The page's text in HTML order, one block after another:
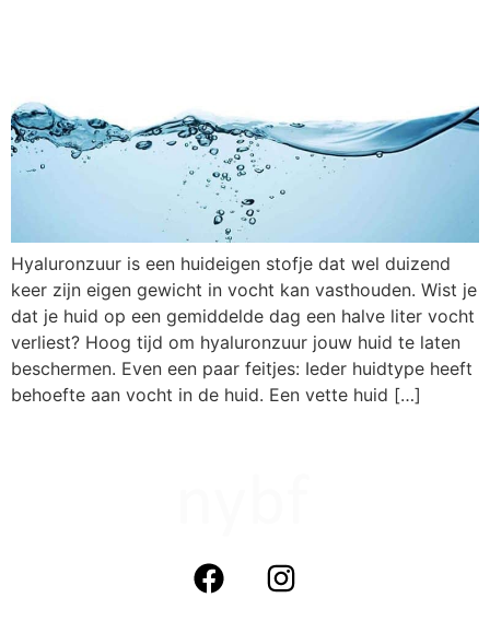
Hyaluronzuur is een huideigen stofje dat wel duizend
keer zijn eigen gewicht in vocht kan vasthouden. Wist je
dat je huid op een gemiddelde dag een halve liter vocht
verliest? Hoog tijd om hyaluronzuur jouw huid te laten
beschermen. Even een paar feitjes: Ieder huidtype heeft
behoefte aan vocht in de huid. Een vette huid […]